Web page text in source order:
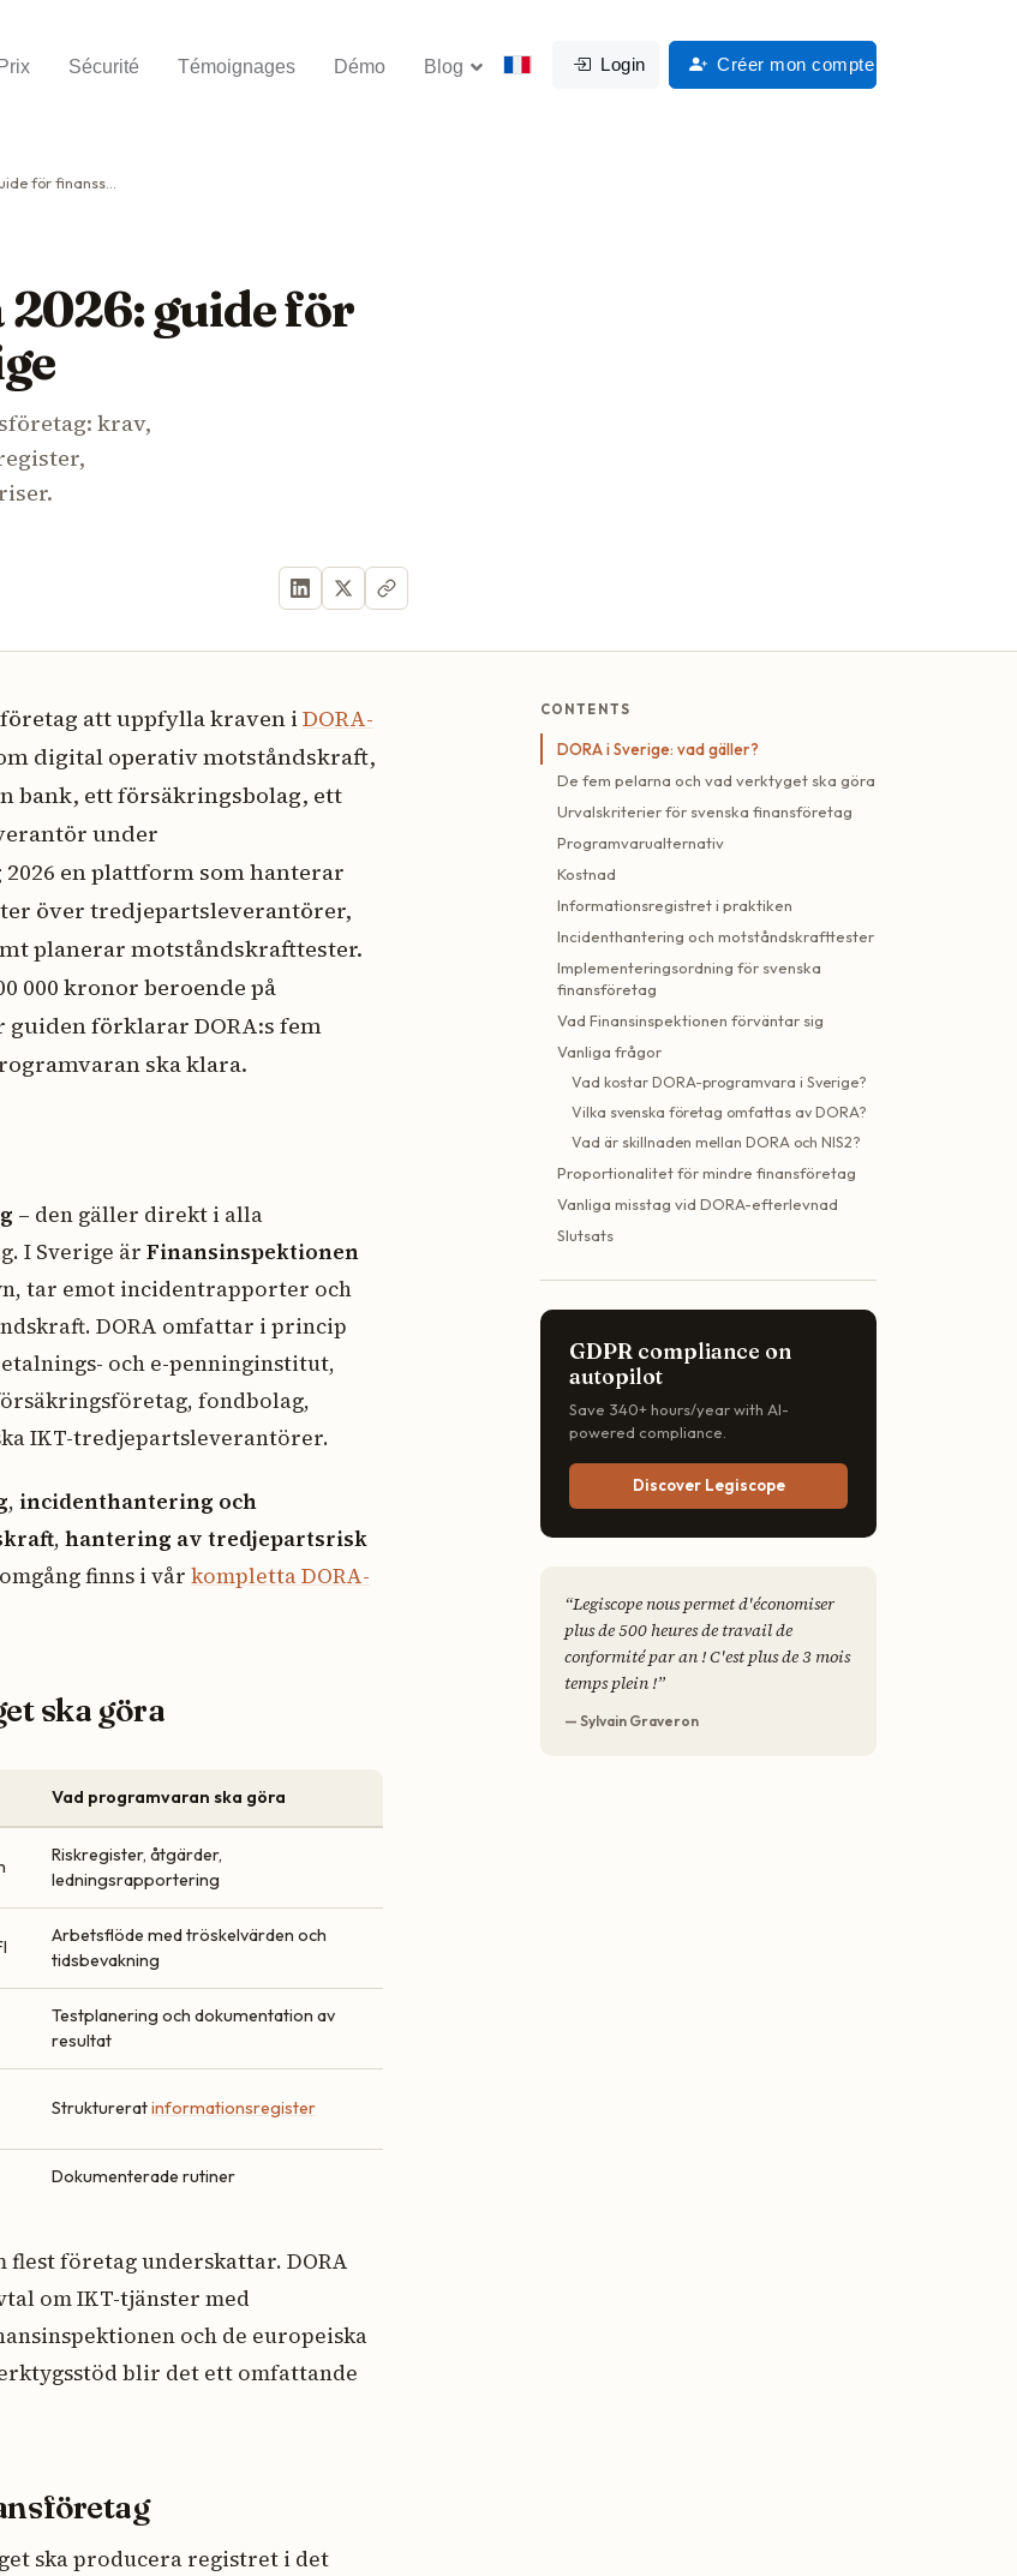
Prix Sécurité Témoignages Démo Blog Login Créer mon compte
i Sverige
guide för
krav,
att uppfylla kraven iDORA-
digital operativ motståndskraft,
bank, ett försäkringsbolag, ett
under
en plattform som hanterar
över tredjepartsleverantörer,
planerar motståndskrafttester.
000 kronor beroende på
förklarar DORA:s fem
ska klara.
– den gäller direkt i alla
I Sverige är Finansinspektionen
tar emot incidentrapporter och
DORA omfattar i princip
och e-penninginstitut,
fondbolag,
IKT-tredjepartsleverantörer.
, incidenthantering och
, hantering av tredjepartsrisk
finns i vår kompletta DORA-
ska göra
Vad programvaran ska göra
Riskregister, åtgärder,
ledningsrapportering
Arbetsflöde med tröskelvärden och
tidsbevakning
Testplanering och dokumentation av
resultat
Struktureratinformationsregister
Dokumenterade rutiner
flest företag underskattar. DORA
om IKT-tjänster med
och de europeiska
blir det ett omfattande
ska producera registret i det
CONTENTS
DORA i Sverige: vad gäller?
De fem pelarna och vad verktyget ska göra
Urvalskriterier för svenska finansföretag
Programvarualternativ
Kostnad
Informationsregistret i praktiken
Incidenthantering och motståndskrafttester
Implementeringsordning för svenska
finansföretag
Vad Finansinspektionen förväntar sig
Vanliga frågor
Vad kostar DORA-programvara i Sverige?
Vilka svenska företag omfattas av DORA?
Vad är skillnaden mellan DORA och NIS2?
Proportionalitet för mindre finansföretag
Vanliga misstag vid DORA-efterlevnad
Slutsats
GDPR compliance on
autopilot
Save 340+ hours/year with AI-
powered compliance.
Discover Legiscope
“Legiscope nous permet d'économiser
plus de 500 heures de travail de
conformité par an ! C'est plus de 3 mois
temps plein !”
— Sylvain Graveron